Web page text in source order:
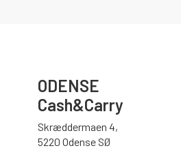
ODENSE
Cash&Carry
Skræddermaen 4,
5220 Odense SØ